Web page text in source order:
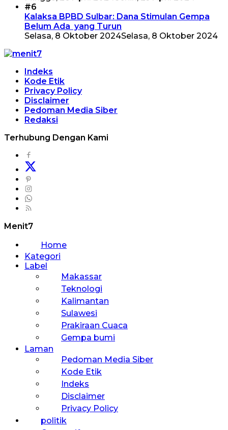
#6
Kalaksa BPBD Sulbar: Dana Stimulan Gempa
Belum Ada yang Turun
Selasa, 8 Oktober 2024Selasa, 8 Oktober 2024
Indeks
Kode Etik
Privacy Policy
Disclaimer
Pedoman Media Siber
Redaksi
Terhubung Dengan Kami
Menit7
Home
Kategori
Label
Makassar
Teknologi
Kalimantan
Sulawesi
Prakiraan Cuaca
Gempa bumi
Laman
Pedoman Media Siber
Kode Etik
Indeks
Disclaimer
Privacy Policy
politik